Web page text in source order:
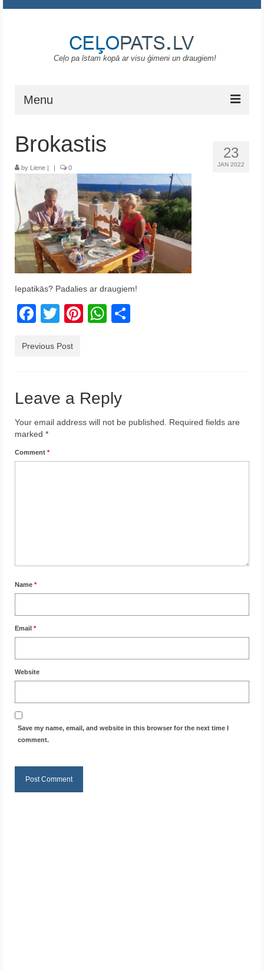
Ceļo pa īstam kopā ar visu ģimeni un draugiem!
Menu
ASV
Melnkalne
Grieķija
Austrija
Itālija
Latvija
Indonēzija
23
JAN 2022
Brokastis
by Liene | | 0
Iepatikās? Padalies ar draugiem!
Facebook
TwitterPinterest
WhatsApp
Previous Post
Leave a Reply
Your email address will not be published.
Required fields are
marked *
Comment *
Name *
Email *
Website
Save my name, email, and website in this browser for the next time I
comment.